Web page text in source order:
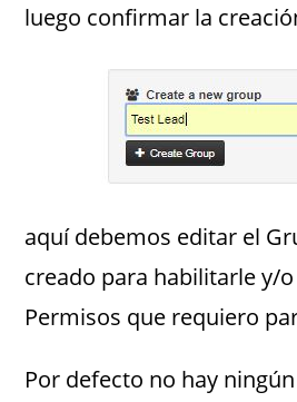
luego confirmar la
aquí debemos editar el
creado para habilitarle y/
Permisos que requiero
Por defecto no hay